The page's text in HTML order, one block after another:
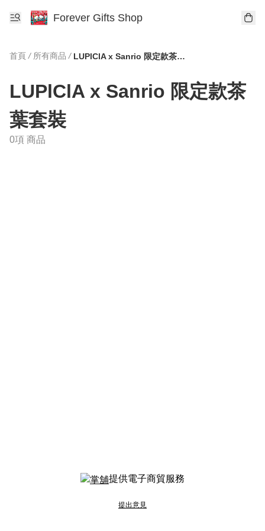
Forever Gifts Shop
首頁 / 所有商品 / LUPlClA x Sanrio 限定款茶葉套裝
LUPlClA x Sanrio 限定款茶
葉套裝
0項 商品
提供電子商貿服務
提出意見